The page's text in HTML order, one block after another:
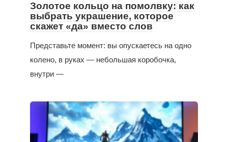
Золотое кольцо на помолвку: как
выбрать украшение, которое
скажет «да» вместо слов
Представьте момент: вы опускаетесь на одно
колено, в руках — небольшая коробочка,
внутри —